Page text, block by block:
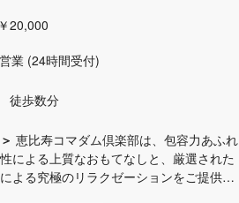
アラジン魔法の施術コース」まで、多彩
、急に訪れた休息のひとときにも最適で
感を満たす最上のホスピタリティをぜひ
20,000
業 (24時間受付)
徒歩数分
恵比寿コマダム倶楽部は、包容力あふれ
による上質なおもてなしと、厳選された
よる究極のリラクゼーションをご提供す